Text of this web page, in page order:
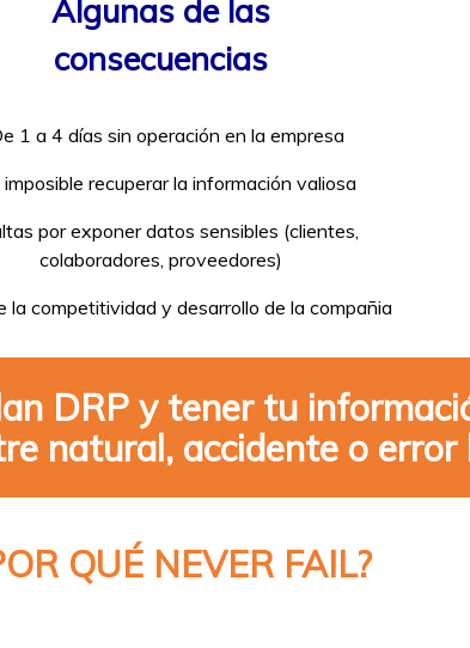
Algunas de las
consecuencias
1 a 4 días sin operación en la empresa
imposible recuperar la información valiosa
por exponer datos sensibles (clientes,
colaboradores, proveedores)
la competitividad y desarrollo de la compañia
DRP y tener tu
natural, accidente o error
QUÉ NEVER FAIL?